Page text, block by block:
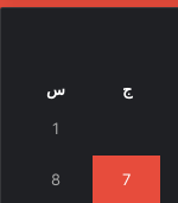
ج س
1
7
8